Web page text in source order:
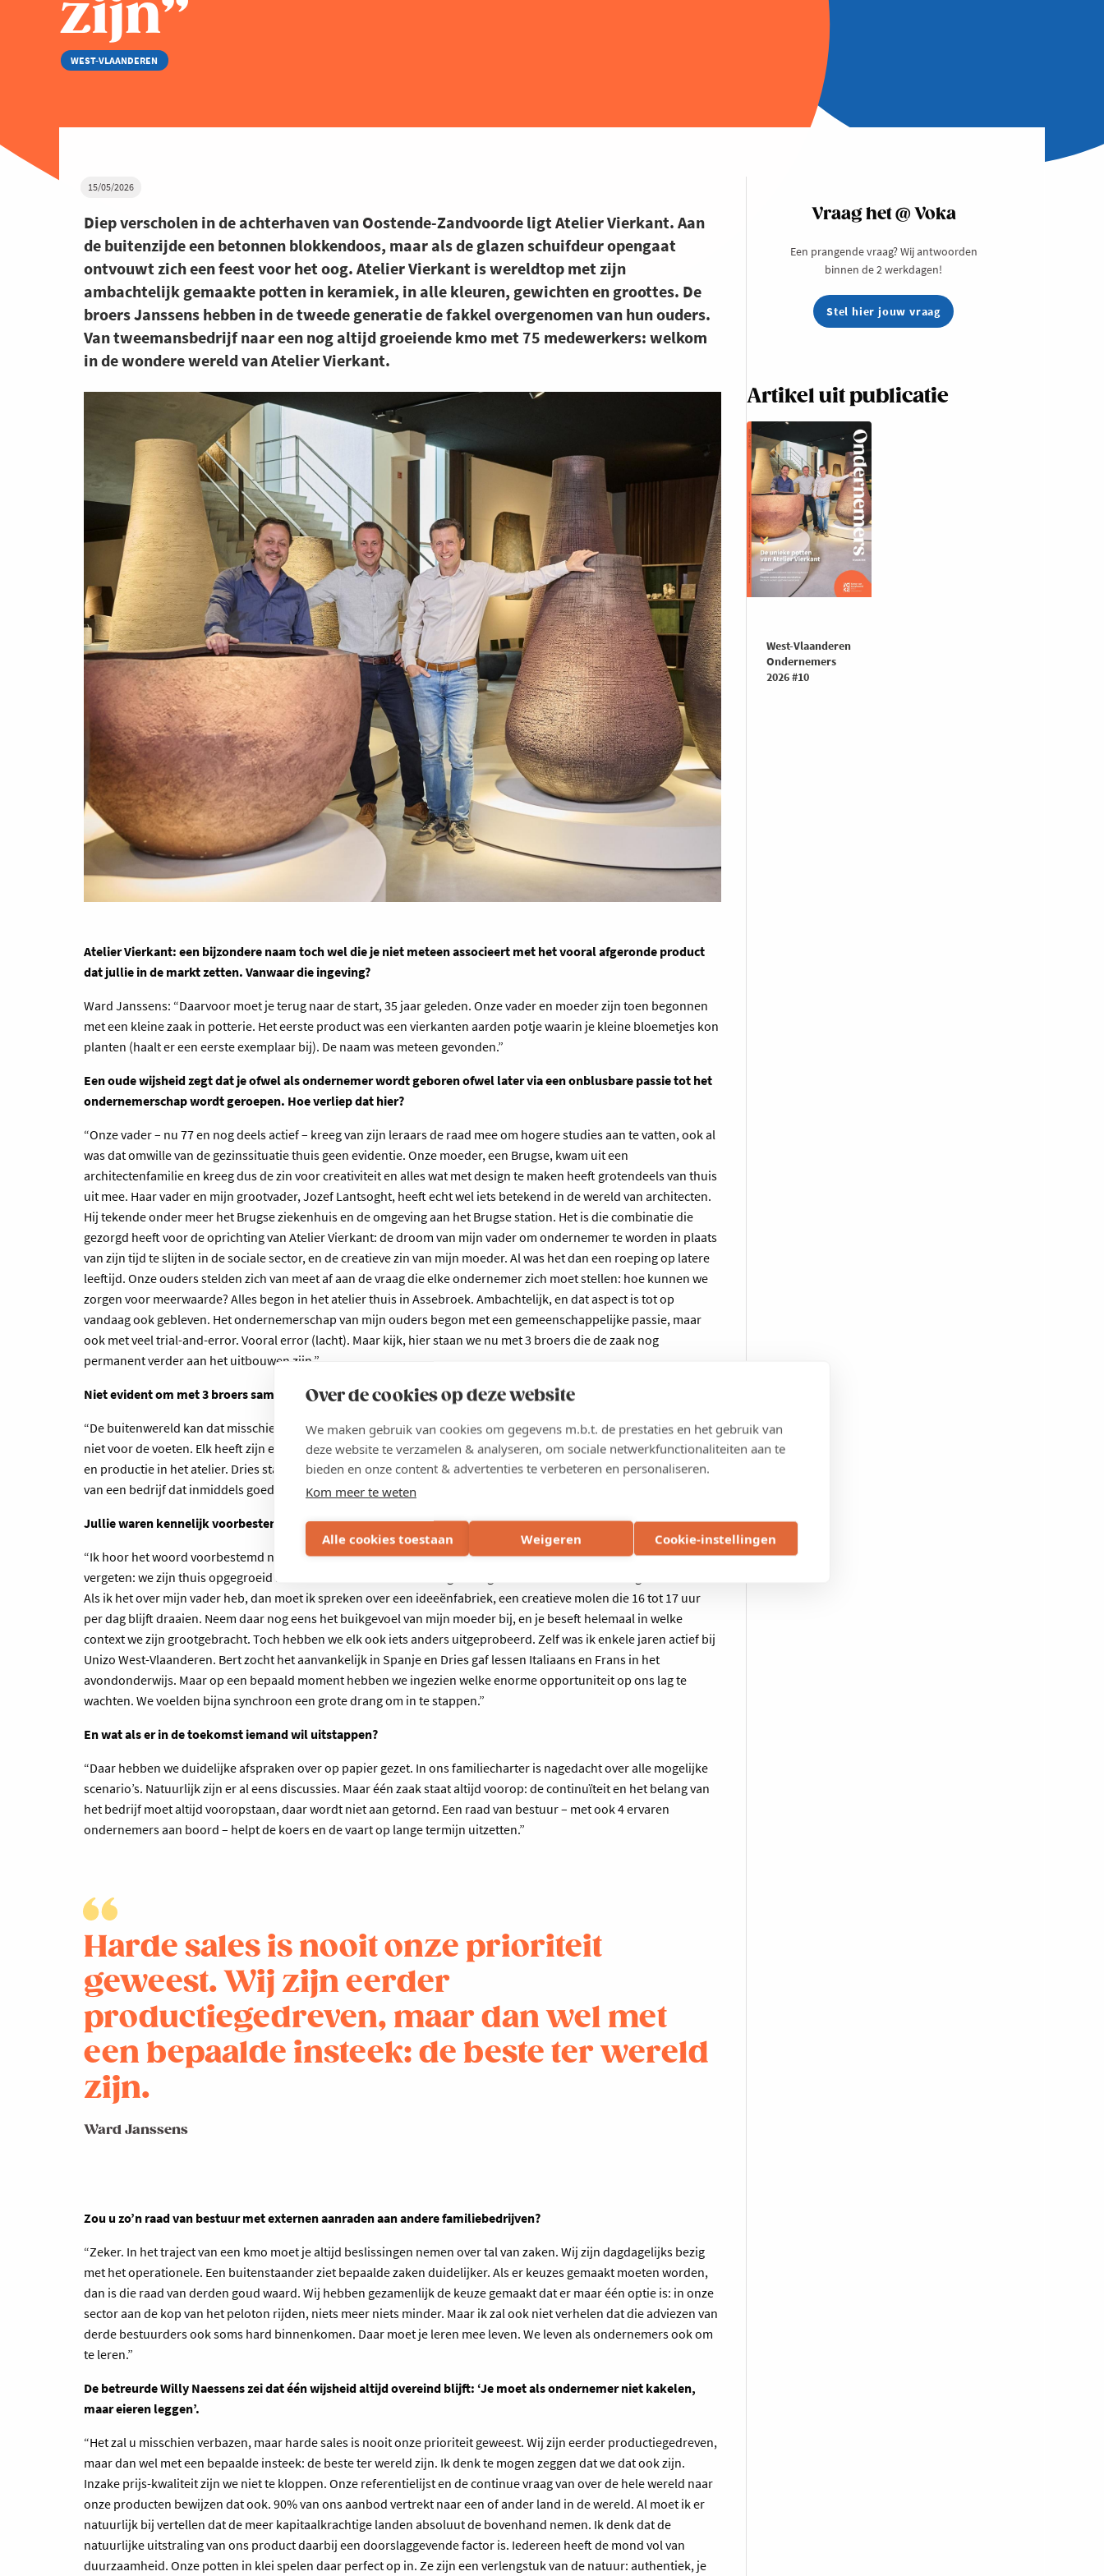
Over de cookies op deze website
We maken gebruik van cookies om gegevens m.b.t. de prestaties en het gebruik van
deze website te verzamelen & analyseren, om sociale netwerkfunctionaliteiten aan te
bieden en onze content & advertenties te verbeteren en personaliseren.
Kom meer te weten
Alle cookies toestaan Weigeren Cookie-instellingen
zijn”
WEST-VLAANDEREN
15/05/2026
Diep verscholen in de achterhaven van Oostende-Zandvoorde ligt Atelier Vierkant. Aan
de buitenzijde een betonnen blokkendoos, maar als de glazen schuifdeur opengaat
ontvouwt zich een feest voor het oog. Atelier Vierkant is wereldtop met zijn
ambachtelijk gemaakte potten in keramiek, in alle kleuren, gewichten en groottes. De
broers Janssens hebben in de tweede generatie de fakkel overgenomen van hun ouders.
Van tweemansbedrijf naar een nog altijd groeiende kmo met 75 medewerkers: welkom
in de wondere wereld van Atelier Vierkant.
Atelier Vierkant: een bijzondere naam toch wel die je niet meteen associeert met het vooral afgeronde product
dat jullie in de markt zetten. Vanwaar die ingeving?
Ward Janssens: “Daarvoor moet je terug naar de start, 35 jaar geleden. Onze vader en moeder zijn toen begonnen
met een kleine zaak in potterie. Het eerste product was een vierkanten aarden potje waarin je kleine bloemetjes kon
planten (haalt er een eerste exemplaar bij). De naam was meteen gevonden.”
Een oude wijsheid zegt dat je ofwel als ondernemer wordt geboren ofwel later via een onblusbare passie tot het
ondernemerschap wordt geroepen. Hoe verliep dat hier?
“Onze vader – nu 77 en nog deels actief – kreeg van zijn leraars de raad mee om hogere studies aan te vatten, ook al
was dat omwille van de gezinssituatie thuis geen evidentie. Onze moeder, een Brugse, kwam uit een
architectenfamilie en kreeg dus de zin voor creativiteit en alles wat met design te maken heeft grotendeels van thuis
uit mee. Haar vader en mijn grootvader, Jozef Lantsoght, heeft echt wel iets betekend in de wereld van architecten.
Hij tekende onder meer het Brugse ziekenhuis en de omgeving aan het Brugse station. Het is die combinatie die
gezorgd heeft voor de oprichting van Atelier Vierkant: de droom van mijn vader om ondernemer te worden in plaats
van zijn tijd te slijten in de sociale sector, en de creatieve zin van mijn moeder. Al was het dan een roeping op latere
leeftijd. Onze ouders stelden zich van meet af aan de vraag die elke ondernemer zich moet stellen: hoe kunnen we
zorgen voor meerwaarde? Alles begon in het atelier thuis in Assebroek. Ambachtelijk, en dat aspect is tot op
vandaag ook gebleven. Het ondernemerschap van mijn ouders begon met een gemeenschappelijke passie, maar
ook met veel trial-and-error. Vooral error (lacht). Maar kijk, hier staan we nu met 3 broers die de zaak nog
permanent verder aan het uitbouwen zijn.”
Niet evident om met 3 broers samen te werken?
“De buitenwereld kan dat misschien moeilijk geloven, maar wij komen wonderwel overeen. We lopen elkaar ook
niet voor de voeten. Elk heeft zijn eigen afgelijnde opdracht. Bert is bezig met alles wat te maken heeft met techniek
en productie in het atelier. Dries staat in voor de sales. Ikzelf ben dagdagelijks bezig met de productie en organisatie
van een bedrijf dat inmiddels goed is voor 20 miljoen euro omzet en 75 medewerkers telt. ”
Jullie waren kennelijk voorbestemd om in de voetsporen te lopen van de ouders?
“Ik hoor het woord voorbestemd niet graag. Alles is hier natuurlijk gegroeid, vanzelf als het ware. Je mag niet
vergeten: we zijn thuis opgegroeid met klei en keramiek. Die belangstelling werd thuis alsmaar meer gecultiveerd.
Als ik het over mijn vader heb, dan moet ik spreken over een ideeënfabriek, een creatieve molen die 16 tot 17 uur
per dag blijft draaien. Neem daar nog eens het buikgevoel van mijn moeder bij, en je beseft helemaal in welke
context we zijn grootgebracht. Toch hebben we elk ook iets anders uitgeprobeerd. Zelf was ik enkele jaren actief bij
Unizo West-Vlaanderen. Bert zocht het aanvankelijk in Spanje en Dries gaf lessen Italiaans en Frans in het
avondonderwijs. Maar op een bepaald moment hebben we ingezien welke enorme opportuniteit op ons lag te
wachten. We voelden bijna synchroon een grote drang om in te stappen.”
En wat als er in de toekomst iemand wil uitstappen?
“Daar hebben we duidelijke afspraken over op papier gezet. In ons familiecharter is nagedacht over alle mogelijke
scenario’s. Natuurlijk zijn er al eens discussies. Maar één zaak staat altijd voorop: de continuïteit en het belang van
het bedrijf moet altijd vooropstaan, daar wordt niet aan getornd. Een raad van bestuur – met ook 4 ervaren
ondernemers aan boord – helpt de koers en de vaart op lange termijn uitzetten.”
Harde sales is nooit onze prioriteit
geweest. Wij zijn eerder
productiegedreven, maar dan wel met
een bepaalde insteek: de beste ter wereld
zijn.
Ward Janssens
Zou u zo’n raad van bestuur met externen aanraden aan andere familiebedrijven?
“Zeker. In het traject van een kmo moet je altijd beslissingen nemen over tal van zaken. Wij zijn dagdagelijks bezig
met het operationele. Een buitenstaander ziet bepaalde zaken duidelijker. Als er keuzes gemaakt moeten worden,
dan is die raad van derden goud waard. Wij hebben gezamenlijk de keuze gemaakt dat er maar één optie is: in onze
sector aan de kop van het peloton rijden, niets meer niets minder. Maar ik zal ook niet verhelen dat die adviezen van
derde bestuurders ook soms hard binnenkomen. Daar moet je leren mee leven. We leven als ondernemers ook om
te leren.”
De betreurde Willy Naessens zei dat één wijsheid altijd overeind blijft: ‘Je moet als ondernemer niet kakelen,
maar eieren leggen’.
“Het zal u misschien verbazen, maar harde sales is nooit onze prioriteit geweest. Wij zijn eerder productiegedreven,
maar dan wel met een bepaalde insteek: de beste ter wereld zijn. Ik denk te mogen zeggen dat we dat ook zijn.
Inzake prijs-kwaliteit zijn we niet te kloppen. Onze referentielijst en de continue vraag van over de hele wereld naar
onze producten bewijzen dat ook. 90% van ons aanbod vertrekt naar een of ander land in de wereld. Al moet ik er
natuurlijk bij vertellen dat de meer kapitaalkrachtige landen absoluut de bovenhand nemen. Ik denk dat de
natuurlijke uitstraling van ons product daarbij een doorslaggevende factor is. Iedereen heeft de mond vol van
duurzaamheid. Onze potten in klei spelen daar perfect op in. Ze zijn een verlengstuk van de natuur: authentiek, je
Vraag het @ Voka
Een prangende vraag? Wij antwoorden
binnen de 2 werkdagen!
Stel hier jouw vraag
Artikel uit publicatie
West-Vlaanderen
Ondernemers
2026 #10